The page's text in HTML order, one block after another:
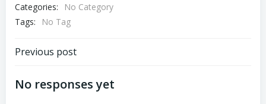
Categories:
No Category
Tags:
No Tag
投
稿
Previous post
No responses yet